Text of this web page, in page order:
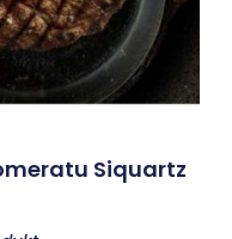
Siquartz